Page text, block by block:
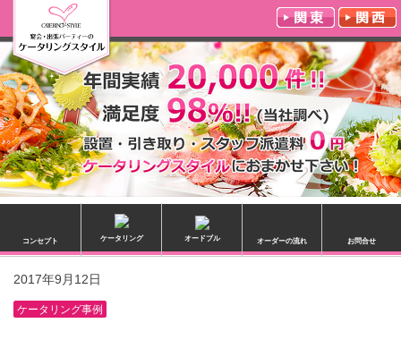
コンセプト ケータリング オードブル オーダーの流れ お問合せ
2017年9月12日
ケータリング事例